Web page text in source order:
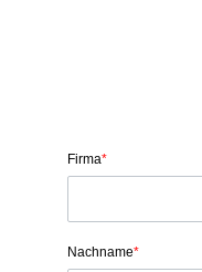
Firma*
Nachname*